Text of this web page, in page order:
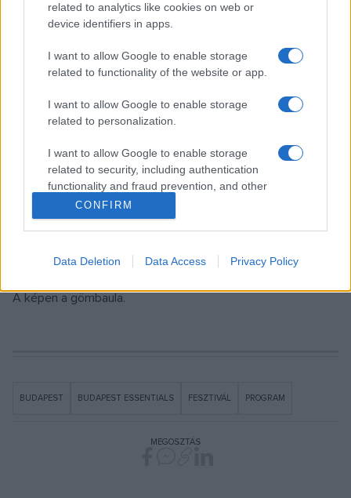
related to analytics like cookies on web or
device identifiers in apps.
I want to allow Google to enable storage
related to functionality of the website or app.
I want to allow Google to enable storage
related to personalization.
I want to allow Google to enable storage
related to security, including authentication
functionality and fraud prevention, and other
user protection.
CONFIRM
Data Deletion Data Access Privacy Policy
Hacienda klubban heti rendszerességgel fellépett.
Yubik legújabb zenéje hatalmas sikert aratott az afterlife
kiadójánál, és rendszeresen hallhatók a produceri munkái.
Varázslatos és vagány, nyers, vad és legfőképpen
ellenállhatatlanul táncolható hangzásával könnyedén lépi át a
A Budapest Essentials hazai vonalát pedig – mások mellett
– a Random Trip, Ohnody, ReFunk, Andrew J., O’Neal, Myra
Monoka, Robert Makai & Dubecticut, Metha, Secret Factory
és Chriss Ronson erősítik.
A képen a gömbaula.
BUDAPEST BUDAPEST ESSENTIALS FESZTIVÁL PROGRAM
MEGOSZTÁS